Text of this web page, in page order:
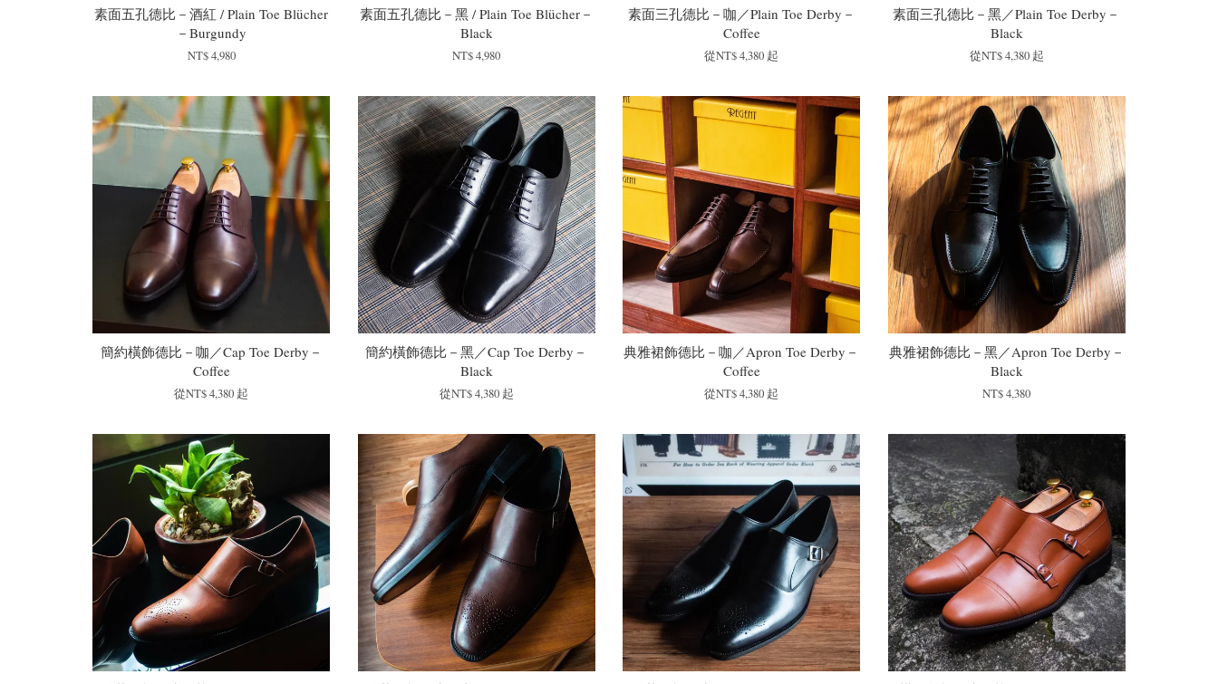
素面五孔德比－酒紅 / Plain Toe Blücher
－Burgundy
NT$ 4,980
素面五孔德比－黑 / Plain Toe Blücher－
Black
NT$ 4,980
素面三孔德比－咖／Plain Toe Derby－
Coffee
從NT$ 4,380 起
素面三孔德比－黑／Plain Toe Derby－
Black
從NT$ 4,380 起
簡約橫飾德比－咖／Cap Toe Derby－
Coffee
從NT$ 4,380 起
簡約橫飾德比－黑／Cap Toe Derby－
Black
從NT$ 4,380 起
典雅裙飾德比－咖／Apron Toe Derby－
Coffee
從NT$ 4,380 起
典雅裙飾德比－黑／Apron Toe Derby－
Black
NT$ 4,380